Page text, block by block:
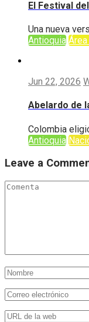
El Festival
Una nueva
Antioquia
Jun 22, 2026
Abelardo de
Colombia
Antioquia
Leave a